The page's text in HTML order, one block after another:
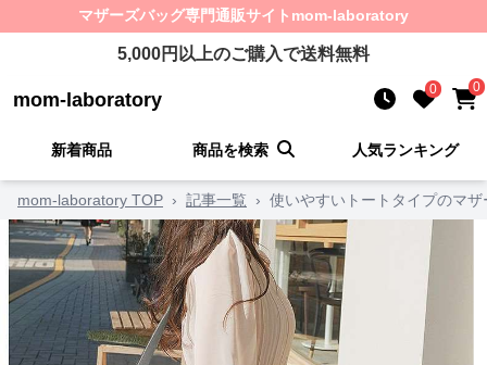
マザーズバッグ専門通販サイト mom-laboratory
5,000円以上のご購入で送料無料
mom-laboratory 0 0
新着商品 商品を検索 人気ランキング
mom-laboratory TOP › 記事一覧 › 使いやすいトートタイプのマ